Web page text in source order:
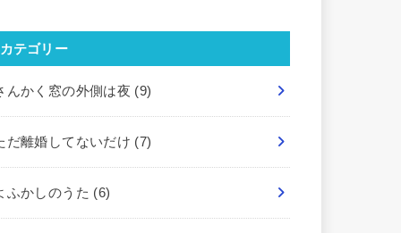
カテゴリー
んかく窓の外側は夜 (9)
だ離婚してないだけ (7)
ふかしのうた (6)